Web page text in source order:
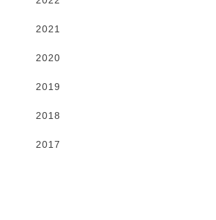
2021
2020
2019
2018
2017